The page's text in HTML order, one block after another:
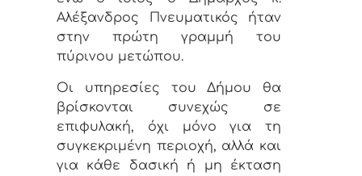
Αλέξανδρος Πνευματικός ήταν
στην πρώτη γραμμή του
πύρινου μετώπου.
Οι υπηρεσίες του Δήμου θα
βρίσκονται συνεχώς σε
επιφυλακή, όχι μόνο για τη
συγκεκριμένη περιοχή, αλλά και
για κάθε δασική ή μη έκταση